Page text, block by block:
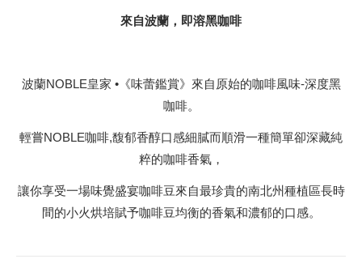
來自波蘭，即溶黑咖啡
波蘭NOBLE皇家 •《味蕾鑑賞》來自原始的咖啡風味-深度黑
咖啡。
輕嘗NOBLE咖啡,馥郁香醇口感細膩而順滑一種簡單卻深藏純
粹的咖啡香氣，
讓你享受一場味覺盛宴咖啡豆來自最珍貴的南北州種植區長時
間的小火烘培賦予咖啡豆均衡的香氣和濃郁的口感。